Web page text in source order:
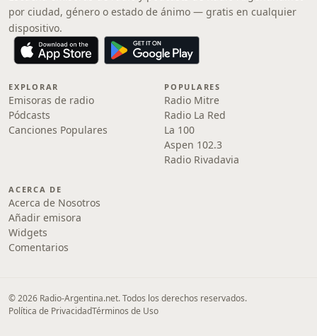
por ciudad, género o estado de ánimo — gratis en cualquier
dispositivo.
EXPLORAR
Emisoras de radio
Pódcasts
Canciones Populares
POPULARES
Radio Mitre
Radio La Red
La 100
Aspen 102.3
Radio Rivadavia
ACERCA DE
Acerca de Nosotros
Añadir emisora
Widgets
Comentarios
© 2026 Radio-Argentina.net. Todos los derechos reservados.
Política de PrivacidadTérminos de Uso